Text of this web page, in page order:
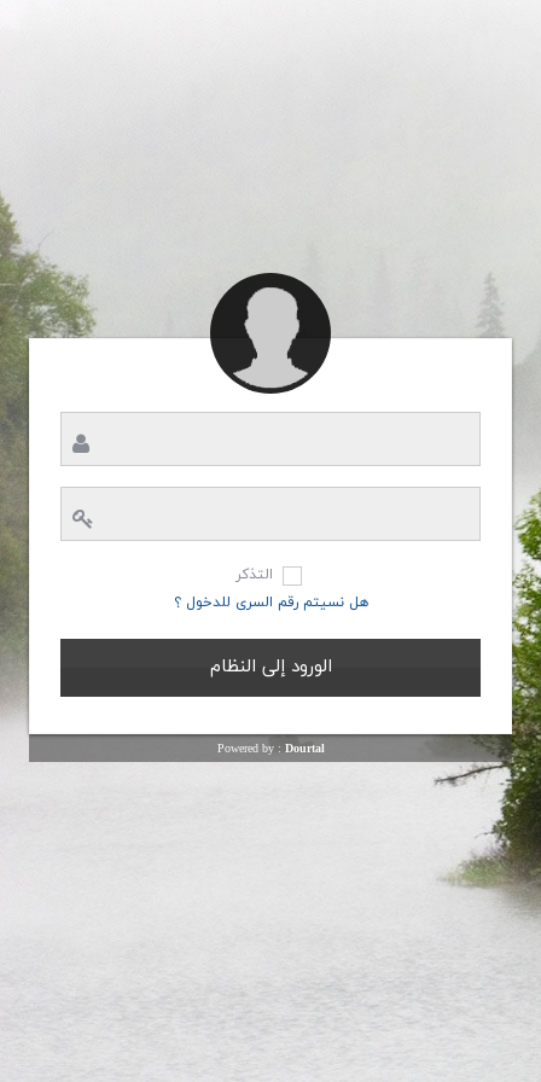
التذکر
هل نسیتم رقم السری للدخول ؟
Powered by : Dourtal